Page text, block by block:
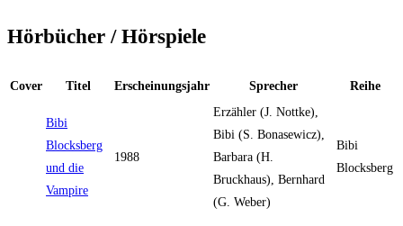
Hörbücher / Hörspiele
Cover Titel Erscheinungsjahr Sprecher Reihe
Bibi
Blocksberg
und die
Vampire
1988
Erzähler (J. Nottke),
Bibi (S. Bonasewicz),
Barbara (H.
Bruckhaus), Bernhard
(G. Weber)
Bibi
Blocksberg